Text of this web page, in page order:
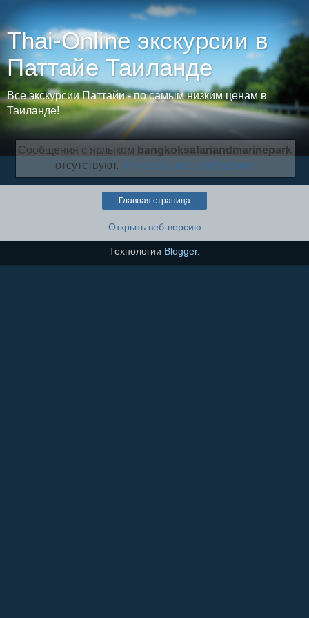
Thai-Online экскурсии в
Паттайе Таиланде
Все экскурсии Паттайи - по самым низким ценам в
Таиланде!
Сообщения с ярлыком bangkoksafariandmarinepark
отсутствуют.
Показать все сообщения
Главная страница
Открыть веб-версию
Технологии Blogger.